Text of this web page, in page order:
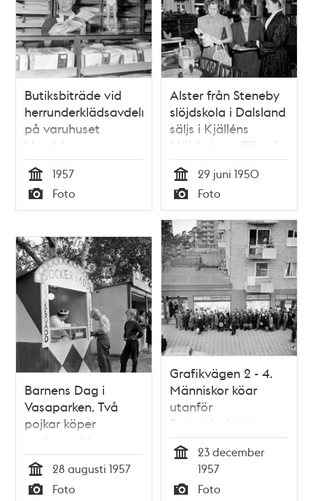
Butiksbiträde vid
herrunderklädsavdelningen
på varuhuset
Nordiska
Kompaniet, NK,
Hamngatan 18-20.
På disken står en
manlig skyltdocka
benkläder i Jockey
modell med så
kallad Y-front
Tid
1957
Typ
Foto
Alster från Steneby
slöjdskola i Dalsland
säljs i Kjälléns
Möbleringsaffär på
Sveavägen 29
Tid
29 juni 1950
Typ
Foto
Barnens Dag i
Vasaparken. Två
pojkar köper
sockervadd
Tid
28 augusti 1957
Foto
Grafikvägen 2 - 4.
Människor köar
utanför
Systembolagets
butiker, dagen före
julafton. (Nuvarande
adress är
Gullmarsplan 8-10)
23 december
1957
Foto